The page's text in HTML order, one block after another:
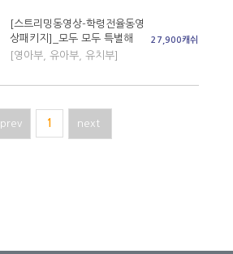
[스트리밍동영상-학령전율동영
상패키지]_모두 모두 특별해
[영아부, 유아부, 유치부]
27,900캐쉬
prev 1 next